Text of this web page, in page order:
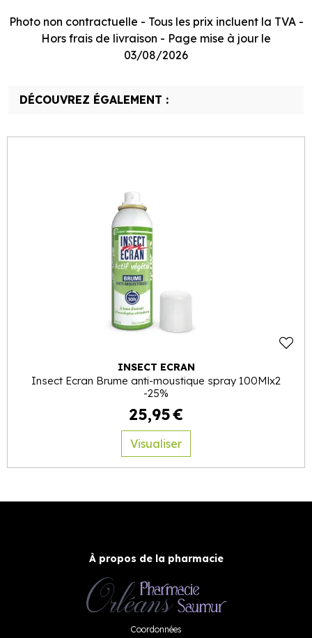
Photo non contractuelle - Tous les prix incluent la TVA -
Hors frais de livraison - Page mise à jour le
03/08/2026
DÉCOUVREZ ÉGALEMENT :
INSECT ECRAN
Insect Ecran Brume anti-moustique spray 100Mlx2
-25%
25,95€
Visualiser
À propos de la pharmacie
Coordonnées